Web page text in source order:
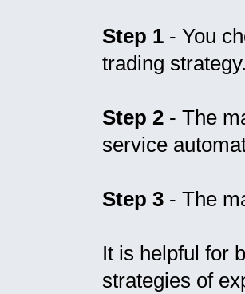
Step 1 - You
trading
Step 2- The
service
Step 3- The
It is helpful for
strategies of